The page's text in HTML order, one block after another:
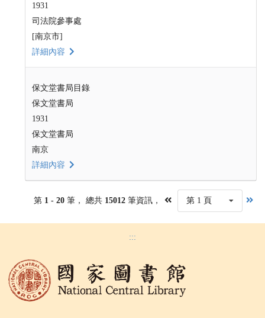
1931
司法院參事處
[南京市]
詳細內容
保文堂書局目錄
保文堂書局
1931
保文堂書局
南京
詳細內容
第 1 - 20 筆， 總共 15012筆資訊， 第 1 頁
:::